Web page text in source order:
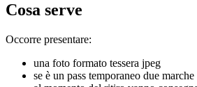
Cosa serve
Occorre presentare:
una foto formato tessera jpeg
se è un pass temporaneo due